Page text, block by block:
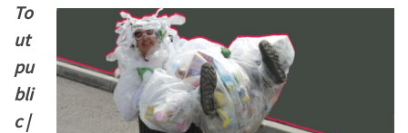
To
ut
pu
bli
c |